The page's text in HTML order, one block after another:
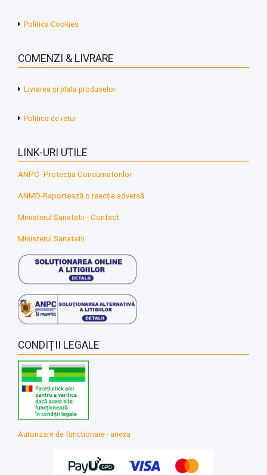
Politica Cookies
COMENZI & LIVRARE
Livrarea și plata produselor
Politica de retur
LINK-URI UTILE
ANPC- Protecția Consumatorilor
ANMD-Raportează o reacție adversă
Ministerul Sanatatii - Contact
Ministerul Sanatatii
CONDIȚII LEGALE
Autorizare de functionare - anexa